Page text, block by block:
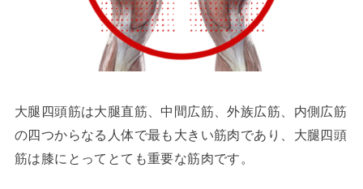
大腿四頭筋は大腿直筋、中間広筋、外族広筋、内側広筋
の四つからなる人体で最も大きい筋肉であり、大腿四頭
筋は膝にとってとても重要な筋肉です。